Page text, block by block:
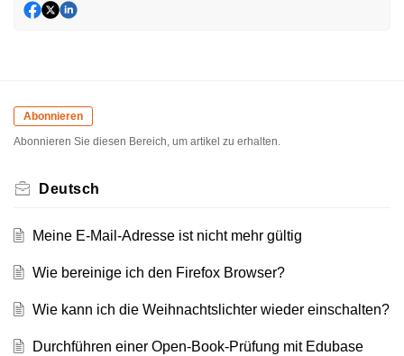
Abonnieren
Abonnieren Sie diesen Bereich, um artikel zu erhalten.
Deutsch
Meine E-Mail-Adresse ist nicht mehr gültig
Wie bereinige ich den Firefox Browser?
Wie kann ich die Weihnachtslichter wieder einschalten?
Durchführen einer Open-Book-Prüfung mit Edubase